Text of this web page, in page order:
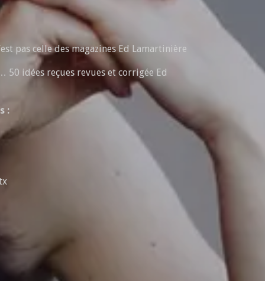
pas celle des magazines Ed Lamartinière
50 idées reçues revues et corrigée Ed
: